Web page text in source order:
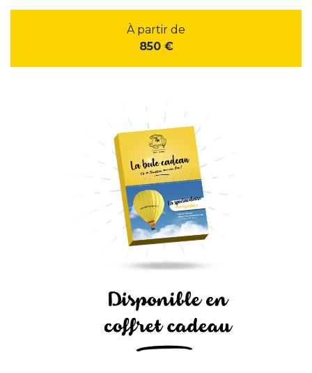
À partir de
850 €